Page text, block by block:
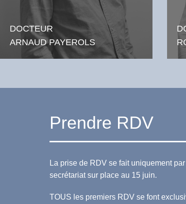
DOCTEUR
ARNAUD PAYEROLS
Prendre RDV
La prise de RDV se fait uniquement par
secrétariat sur place au 15 juin.
TOUS les premiers RDV se font